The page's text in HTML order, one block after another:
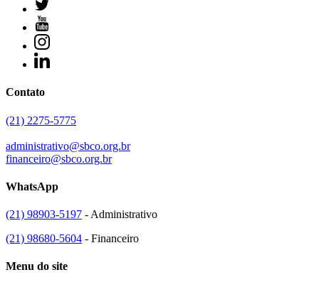
Contato
(21) 2275-5775
administrativo@sbco.org.br
financeiro@sbco.org.br
WhatsApp
(21) 98903-5197 - Administrativo
(21) 98680-5604 - Financeiro
Menu do site